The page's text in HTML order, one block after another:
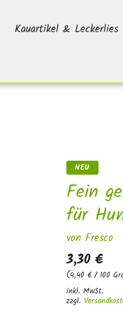
Kauartikel & Leckerlies
NEU
Fein
für
von Fresco
3,30 €
(4,40 € / 100
inkl. MwSt.
zzgl.